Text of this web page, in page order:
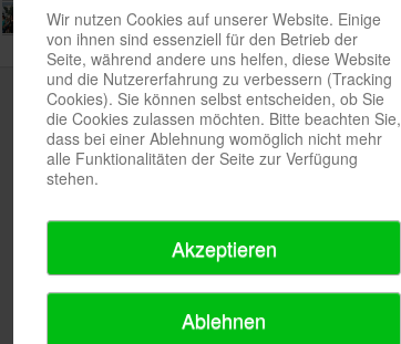
Bild-Informationen
Samstag, 12. Juli 2014
7107
1257
114,73 KB (400 x 266 px)
Wir nutzen Cookies auf unserer Website. Einige
von ihnen sind essenziell für den Betrieb der
Seite, während andere uns helfen, diese Website
und die Nutzererfahrung zu verbessern (Tracking
Cookies). Sie können selbst entscheiden, ob Sie
die Cookies zulassen möchten. Bitte beachten Sie,
dass bei einer Ablehnung womöglich nicht mehr
alle Funktionalitäten der Seite zur Verfügung
stehen.
Akzeptieren
Ablehnen